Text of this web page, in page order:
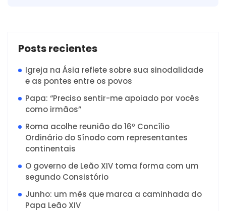
Posts recientes
Igreja na Ásia reflete sobre sua sinodalidade
e as pontes entre os povos
Papa: “Preciso sentir-me apoiado por vocês
como irmãos”
Roma acolhe reunião do 16º Concílio
Ordinário do Sínodo com representantes
continentais
O governo de Leão XIV toma forma com um
segundo Consistório
Junho: um mês que marca a caminhada do
Papa Leão XIV